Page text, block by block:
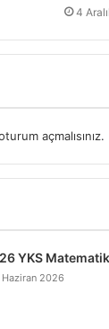
4
açmalısınız.
YKS
Haziran 2026